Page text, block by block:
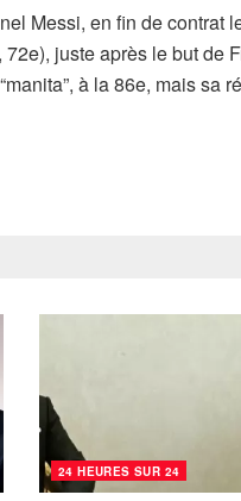
Messi, en fin de contrat
juste après le but de
à la 86e, mais sa
24 HEURES SUR 24